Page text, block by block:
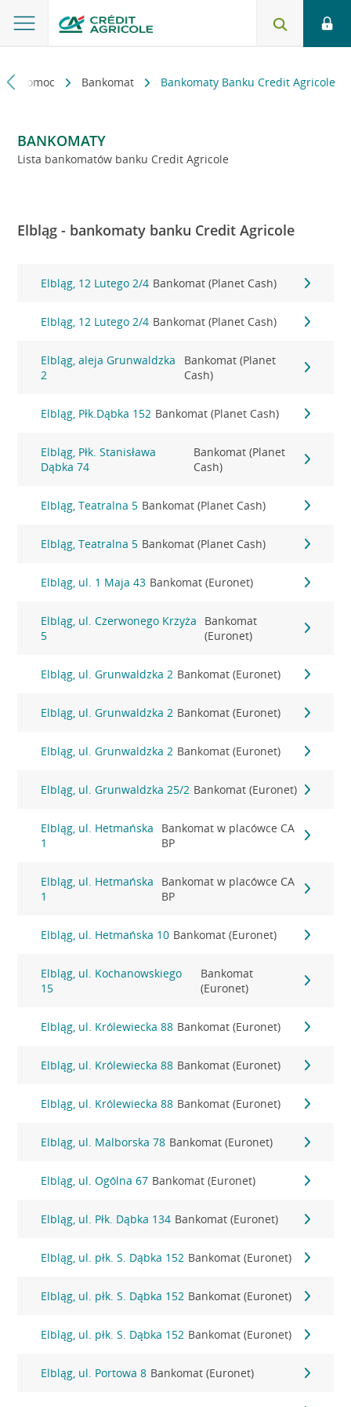
i pomoc Bankomat Bankomaty Banku Credit Agricole
BANKOMATY
Lista bankomatów banku Credit Agricole
Elbląg - bankomaty banku Credit Agricole
Elbląg, 12 Lutego 2/4 Bankomat (Planet Cash)
Elbląg, 12 Lutego 2/4 Bankomat (Planet Cash)
Elbląg, aleja Grunwaldzka
2
Bankomat (Planet
Cash)
Elbląg, Płk.Dąbka 152 Bankomat (Planet Cash)
Elbląg, Płk. Stanisława
Dąbka 74
Bankomat (Planet
Cash)
Elbląg, Teatralna 5 Bankomat (Planet Cash)
Elbląg, Teatralna 5 Bankomat (Planet Cash)
Elbląg, ul. 1 Maja 43 Bankomat (Euronet)
Elbląg, ul. Czerwonego Krzyża
5
Bankomat
(Euronet)
Elbląg, ul. Grunwaldzka 2 Bankomat (Euronet)
Elbląg, ul. Grunwaldzka 2 Bankomat (Euronet)
Elbląg, ul. Grunwaldzka 2 Bankomat (Euronet)
Elbląg, ul. Grunwaldzka 25/2 Bankomat (Euronet)
Elbląg, ul. Hetmańska
1
Bankomat w placówce CA
BP
Elbląg, ul. Hetmańska
1
Bankomat w placówce CA
BP
Elbląg, ul. Hetmańska 10 Bankomat (Euronet)
Elbląg, ul. Kochanowskiego
15
Bankomat
(Euronet)
Elbląg, ul. Królewiecka 88 Bankomat (Euronet)
Elbląg, ul. Królewiecka 88 Bankomat (Euronet)
Elbląg, ul. Królewiecka 88 Bankomat (Euronet)
Elbląg, ul. Malborska 78 Bankomat (Euronet)
Elbląg, ul. Ogólna 67 Bankomat (Euronet)
Elbląg, ul. Płk. Dąbka 134 Bankomat (Euronet)
Elbląg, ul. płk. S. Dąbka 152 Bankomat (Euronet)
Elbląg, ul. płk. S. Dąbka 152 Bankomat (Euronet)
Elbląg, ul. płk. S. Dąbka 152 Bankomat (Euronet)
Elbląg, ul. Portowa 8 Bankomat (Euronet)